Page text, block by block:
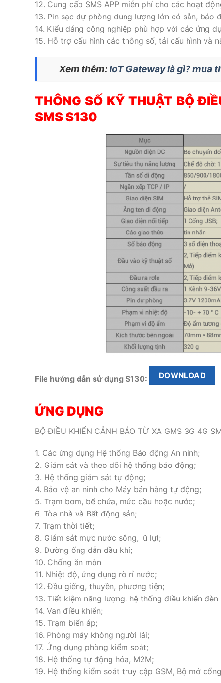
12. Cung cấp SMS APP miễn phí cho các hoạt
13. Pin sạc dự phòng dung lượng lớn có sẵn, báo
14. Kiểu dáng công nghiệp phù hợp với các ứng
15. Hỗ trợ cấu hình các thông số, tải cấu hình và
Xem thêm: IoT Gateway là gì? mua
THÔNG SỐ KỸ THUẬT BỘ
SMS S130
File hướng dẫn sử dụng S130: DOWNLOAD
ỨNG DỤNG
BỘ ĐIỀU KHIỂN CẢNH BÁO TỪ XA GMS 3G 4G
1. Các ứng dụng Hệ thống Báo động An ninh;
2. Giám sát và theo dõi hệ thống báo động;
3. Hệ thống giám sát tự động;
4. Bảo vệ an ninh cho Máy bán hàng tự động;
5. Trạm bơm, bể chứa, mức dầu hoặc nước;
6. Tòa nhà và Bất động sản;
7. Trạm thời tiết;
8. Giám sát mực nước sông, lũ lụt;
9. Đường ống dẫn dầu khí;
10. Chống ăn mòn
11. Nhiệt độ, ứng dụng rò rỉ nước;
12. Đầu giếng, thuyền, phương tiện;
13. Tiết kiệm năng lượng, hệ thống điều khiển đèn
14. Van điều khiển;
15. Trạm biến áp;
16. Phòng máy không người lái;
17. Ứng dụng phòng kiểm soát;
18. Hệ thống tự động hóa, M2M;
19. Hệ thống kiểm soát truy cập GSM, Bộ mở